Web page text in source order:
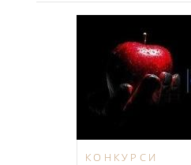
КОНКУРСИ